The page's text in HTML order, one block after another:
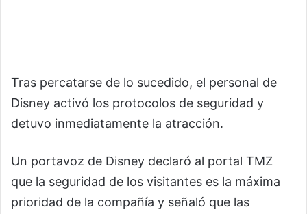
Tras percatarse de lo sucedido, el personal de
Disney activó los protocolos de seguridad y
detuvo inmediatamente la atracción.
Un portavoz de Disney declaró al portal TMZ
que la seguridad de los visitantes es la máxima
prioridad de la compañía y señaló que las